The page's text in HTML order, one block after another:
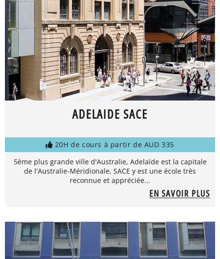
ADELAIDE SACE
20H de cours à partir de AUD 335
5ème plus grande ville d'Australie, Adelaïde est la capitale
de l'Australie-Méridionale, SACE y est une école très
reconnue et appréciée...
EN SAVOIR PLUS